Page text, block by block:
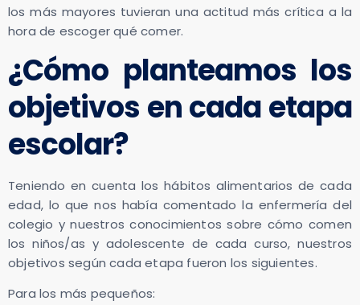
los más mayores tuvieran una actitud más crítica a la
hora de escoger qué comer.
¿Cómo planteamos los
objetivos en cada etapa
escolar?
Teniendo en cuenta los hábitos alimentarios de cada
edad, lo que nos había comentado la enfermería del
colegio y nuestros conocimientos sobre cómo comen
los niños/as y adolescente de cada curso, nuestros
objetivos según cada etapa fueron los siguientes.
Para los más pequeños: